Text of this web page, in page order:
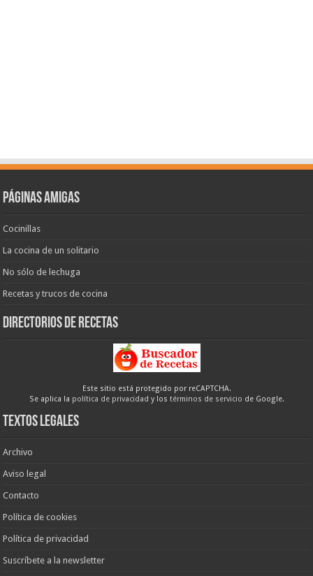
Páginas amigas
Cocinillas
La cocina de un solitario
No sólo de lechuga
Recetas y trucos de cocina
Directorios de recetas
Este sitio está protegido por reCAPTCHA.
Se aplica la política de privacidad y los términos de servicio de Google.
Textos legales
Archivo
Aviso legal
Contacto
Política de cookies
Política de privacidad
Suscríbete a la newsletter